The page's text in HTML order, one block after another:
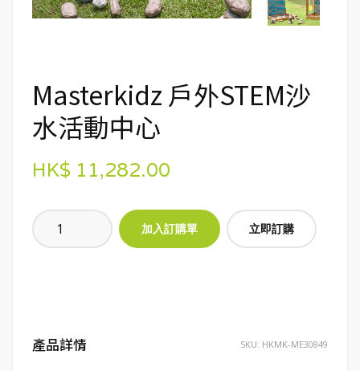
Masterkidz 戶外STEM沙
水活動中心
HK$ 11,282.00
立即訂購
產品詳情 SKU: HKMK-ME30849